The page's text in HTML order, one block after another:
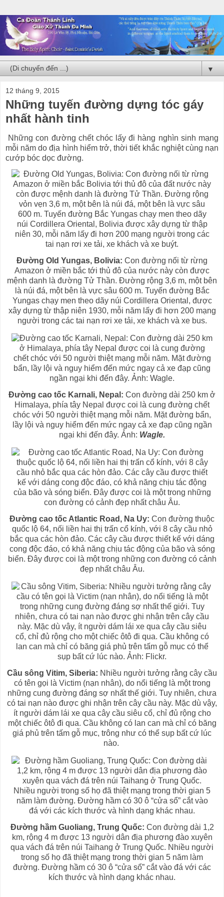
▼
12 tháng 9, 2015
Những tuyến đường dựng tóc gáy
nhất hành tinh
Những con đường chết chóc lấy đi hàng nghìn sinh mạng
mỗi năm do địa hình hiểm trở, thời tiết khắc nghiệt cùng nạn
cướp bóc dọc đường.
Đường Old Yungas, Bolivia: Con đường nối từ rừng
Amazon ở miền bắc tới thủ đô của nước này còn được
mệnh danh là đường Tử Thần. Đường rộng 3,6 m, một bên
là núi đá, một bên là vực sâu 600 m. Tuyến đường Bắc
Yungas chạy men theo dãy núi Cordillera Oriental, được
xây dựng từ thập niên 1930, mỗi năm lấy đi hơn 200 mạng
người trong các tai nạn rơi xe tải, xe khách và xe bus.
Đường cao tốc Karnali, Nepal: Con đường dài 250 km ở
Himalaya, phía tây Nepal được coi là cung đường chết
chóc với 50 người thiệt mạng mỗi năm. Mặt đường bẩn,
lầy lội và nguy hiểm đến mức ngay cả xe đạp cũng ngần
ngại khi đến đây. Ảnh: Wagle.
Đường cao tốc Atlantic Road, Na Uy: Con đường thuộc
quốc lộ 64, nối liền hai thị trấn cổ kính, với 8 cây cầu nhỏ
bắc qua các hòn đảo. Các cây cầu được thiết kế với dáng
cong độc đáo, có khả năng chịu tác động của bão và sóng
biển. Đây được coi là một trong những con đường có cảnh
đẹp nhất châu Âu.
Cầu sông Vitim, Siberia: Nhiều người tưởng rằng cây cầu
có tên gọi là Victim (nạn nhân), do nổi tiếng là một trong
những cung đường đáng sợ nhất thế giới. Tuy nhiên, chưa
có tai nạn nào được ghi nhận trên cây cầu này. Mặc dù vậy,
ít người dám lái xe qua cây cầu siêu cổ, chỉ đủ rộng cho
một chiếc ôtô đi qua. Cầu không có lan can mà chỉ có băng
giá phủ trên tấm gỗ mục, trông như có thể sụp bất cứ lúc
nào.
Đường hầm Guoliang, Trung Quốc: Con đường dài 1,2
km, rộng 4 m được 13 người dân địa phương đào xuyên
qua vách đá trên núi Taihang ở Trung Quốc. Nhiều người
trong số họ đã thiệt mạng trong thời gian 5 năm làm
đường. Đường hầm có 30 ô “cửa sổ” cắt vào đá với các
kích thước và hình dạng khác nhau.